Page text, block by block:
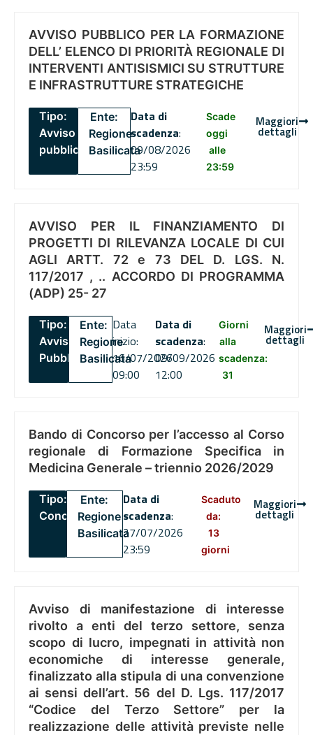
AVVISO PUBBLICO PER LA FORMAZIONE
DELL’ ELENCO DI PRIORITÀ REGIONALE DI
INTERVENTI ANTISISMICI SU STRUTTURE
E INFRASTRUTTURE STRATEGICHE
Tipo:
Avviso
pubblico
Ente:
Regione
Basilicata
Data di
scadenza:
09/08/2026
23:59
Scade
oggi
alle
23:59
Maggiori
dettagli
AVVISO PER IL FINANZIAMENTO DI
PROGETTI DI RILEVANZA LOCALE DI CUI
AGLI ARTT. 72 e 73 DEL D. LGS. N.
117/2017 , .. ACCORDO DI PROGRAMMA
(ADP) 25- 27
Tipo:
Avviso
Pubblico
Ente:
Regione
Basilicata
Data
inizio:
16/07/2026
09:00
Data di
scadenza:
09/09/2026
12:00
Giorni
alla
scadenza:
31
Maggiori
dettagli
Bando di Concorso per l’accesso al Corso
regionale di Formazione Specifica in
Medicina Generale – triennio 2026/2029
Tipo:
Concorsi
Ente:
Regione
Basilicata
Data di
scadenza:
27/07/2026
23:59
Scaduto
da:
13
giorni
Maggiori
dettagli
Avviso di manifestazione di interesse
rivolto a enti del terzo settore, senza
scopo di lucro, impegnati in attività non
economiche di interesse generale,
finalizzato alla stipula di una convenzione
ai sensi dell’art. 56 del D. Lgs. 117/2017
“Codice del Terzo Settore” per la
realizzazione delle attività previste nelle